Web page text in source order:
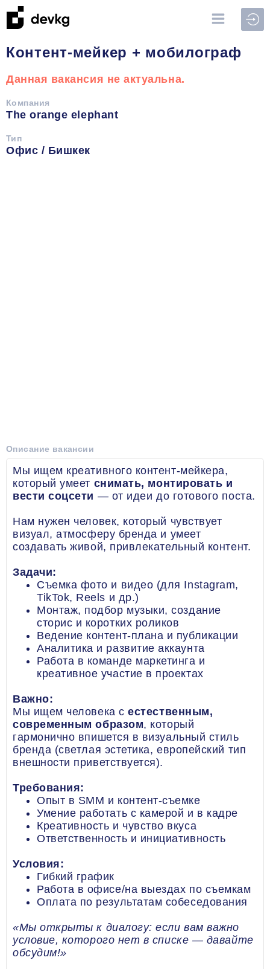
Контент-мейкер + мобилограф
Данная вакансия не актуальна.
Компания
The orange elephant
Тип
Офис / Бишкек
Описание вакансии
Мы ищем креативного контент-мейкера,
который умеет снимать, монтировать и
вести соцсети — от идеи до готового поста.
Нам нужен человек, который чувствует
визуал, атмосферу бренда и умеет
создавать живой, привлекательный контент.
Задачи:
Съемка фото и видео (для Instagram,
TikTok, Reels и др.)
Монтаж, подбор музыки, создание
сторис и коротких роликов
Ведение контент-плана и публикации
Аналитика и развитие аккаунта
Работа в команде маркетинга и
креативное участие в проектах
Важно:
Мы ищем человека сестественным,
современным образом, который
гармонично впишется в визуальный стиль
бренда (светлая эстетика, европейский тип
внешности приветствуется).
Требования:
Опыт в SMM и контент-съемке
Умение работать с камерой и в кадре
Креативность и чувство вкуса
Ответственность и инициативность
Условия:
Гибкий график
Работа в офисе/на выездах по съемкам
Оплата по результатам собеседования
«Мы открыты к диалогу: если вам важно
условие, которого нет в списке — давайте
обсудим!»